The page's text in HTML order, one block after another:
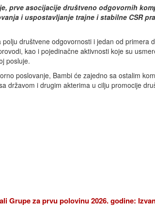
prve asocijacije društveno odgovornih
i uspostavljanje trajne i stabilne CSR
društvene odgovornosti i jedan od primera
kao i pojedinačne aktivnosti koje su
posluje.
poslovanje, Bambi će zajedno sa ostalim
državom i drugim akterima u cilju promocije
Grupe za prvu polovinu 2026. godine: